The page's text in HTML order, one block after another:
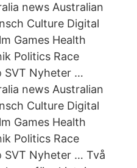
news Australian
Culture Digital
Games Health
Politics Race
SVT Nyheter …
news Australian
Culture Digital
Games Health
Politics Race
SVT Nyheter … Två